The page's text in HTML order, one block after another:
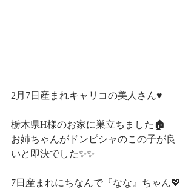
2月7日産まれキャリコの美人さん♥
栃木県H様のお家に巣立ちました🏠
お姉ちゃんがドンピシャのこの子が良
いと即決でした✨✨
7日産まれにちなんで『なな』ちゃん💖